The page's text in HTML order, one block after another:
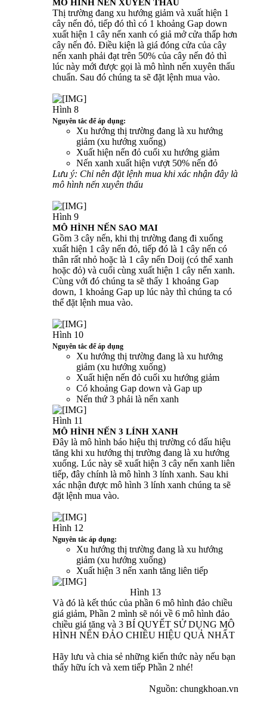
MÔ HÌNH NẾN XUYÊN THẤU
Thị trường đang xu hướng giảm và xuất hiện 1
cây nến đỏ, tiếp đó thì có 1 khoảng Gap down
xuất hiện 1 cây nến xanh có giả mở cửa thấp hơn
cây nến đỏ. Điều kiện là giá đóng cửa của cây
nến xanh phải đạt trên 50% của cây nến đỏ thì
lúc này mới được gọi là mô hình nến xuyên thấu
chuẩn. Sau đó chúng ta sẽ đặt lệnh mua vào.
Hình 8
Nguyên tắc để áp dụng:
Xu hướng thị trường đang là xu hướng
giảm (xu hướng xuống)
Xuất hiện nến đỏ cuối xu hướng giảm
Nến xanh xuất hiện vượt 50% nến đỏ
Lưu ý: Chỉ nên đặt lệnh mua khi xác nhận đây là
mô hình nến xuyên thấu
Hình 9
MÔ HÌNH NẾN SAO MAI
Gồm 3 cây nến, khi thị trường đang đi xuống
xuất hiện 1 cây nến đỏ, tiếp đó là 1 cây nến có
thân rất nhỏ hoặc là 1 cây nến Doij (có thể xanh
hoặc đỏ) và cuối cùng xuất hiện 1 cây nến xanh.
Cùng với đó chúng ta sẽ thấy 1 khoảng Gap
down, 1 khoảng Gap up lúc này thì chúng ta có
thể đặt lệnh mua vào.
Hình 10
Nguyên tắc để áp dụng
Xu hướng thị trường đang là xu hướng
giảm (xu hướng xuống)
Xuất hiện nến đỏ cuối xu hướng giảm
Có khoảng Gap down và Gap up
Nến thứ 3 phải là nến xanh
Hình 11
MÔ HÌNH NẾN 3 LÍNH XANH
Đây là mô hình báo hiệu thị trường có dấu hiệu
tăng khi xu hướng thị trường đang là xu hướng
xuống. Lúc này sẽ xuất hiện 3 cây nến xanh liên
tiếp, đây chính là mô hình 3 lính xanh. Sau khi
xác nhận được mô hình 3 lính xanh chúng ta sẽ
đặt lệnh mua vào.
Hình 12
Nguyên tắc áp dụng:
Xu hướng thị trường đang là xu hướng
giảm (xu hướng xuống)
Xuất hiện 3 nến xanh tăng liên tiếp
Hình 13​
Và đó là kết thúc của phần 6 mô hình đảo chiều
giá giảm, Phần 2 mình sẽ nói về 6 mô hình đảo
chiều giá tăng và 3 BÍ QUYẾT SỬ DỤNG MÔ
HÌNH NẾN ĐẢO CHIỀU HIỆU QUẢ NHẤT
Hãy lưu và chia sẻ những kiến thức này nếu bạn
thấy hữu ích và xem tiếp Phần 2 nhé!
Nguồn: chungkhoan.vn​